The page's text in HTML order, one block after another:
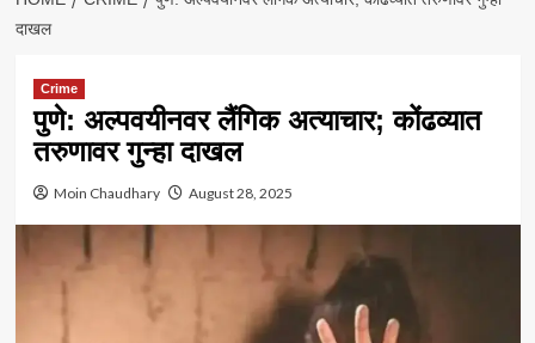
दाखल
Crime
पुणे: अल्पवयीनवर लैंगिक अत्याचार; कोंढव्यात
तरुणावर गुन्हा दाखल
Moin Chaudhary August 28, 2025